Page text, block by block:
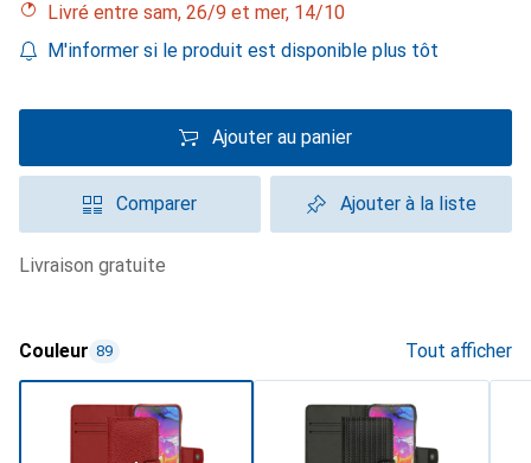
Livré entre sam, 26/9 et mer, 14/10
M'informer si le produit est disponible plus tôt
Ajouter au panier
Comparer Ajouter à la liste
livraison gratuite
Couleur 89 Tout afficher